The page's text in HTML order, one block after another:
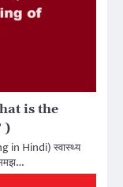
is the
)
in Hindi) स्वास्थ्य